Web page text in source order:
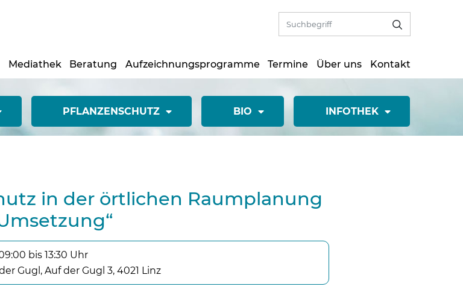
Mediathek Beratung Aufzeichnungsprogramme Termine Über uns Kontakt
PFLANZENSCHUTZ BIO INFOTHEK
in der örtlichen Raumplanung
bis 13:30 Uhr
Gugl, Auf der Gugl 3, 4021 Linz